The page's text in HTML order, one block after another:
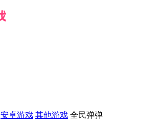
安卓游戏 其他游戏 全民弹弹